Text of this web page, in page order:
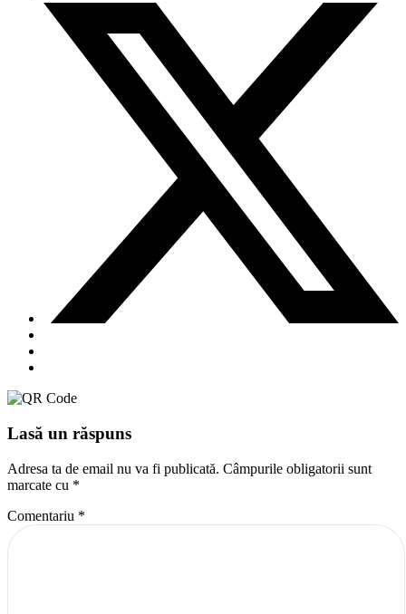
Lasă un răspuns
Adresa ta de email nu va fi publicată. Câmpurile obligatorii sunt
marcate cu *
Comentariu *